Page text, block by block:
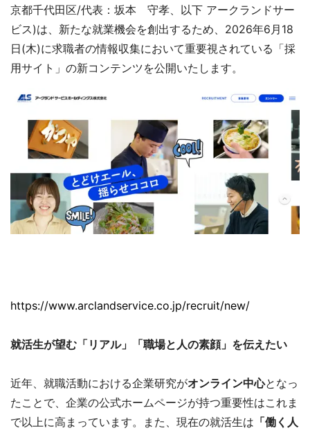
京都千代田区/代表：坂本 守孝、以下 アークランドサー
ビス)は、新たな就業機会を創出するため、2026年6月18
日(木)に求職者の情報収集において重要視されている「採
用サイト」の新コンテンツを公開いたします。
https://www.arclandservice.co.jp/recruit/new/
就活生が望む「リアル」「職場と人の素顔」を伝えたい
近年、就職活動における企業研究がオンライン中心となっ
たことで、企業の公式ホームページが持つ重要性はこれま
で以上に高まっています。また、現在の就活生は 「働く人